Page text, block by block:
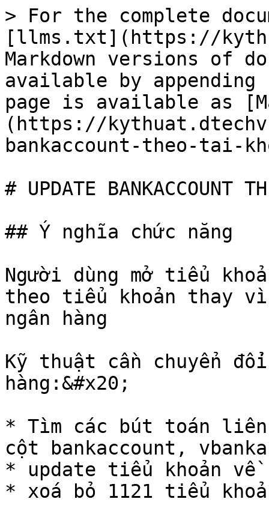
> For the complete
[llms.txt](https://
Markdown versions of
available by
page is available as
(https://
bankaccount-theo-tai-
# UPDATE BANKACCOUNT
## Ý nghĩa chức năng
Người dùng mở tiểu
theo tiểu khoản thay vì
ngân hàng
Kỹ thuật cần chuyển
hàng:&#x20;
* Tìm các bút toán liên
cột bankaccount,
* update tiểu khoản về
* xoá bỏ 1121 tiểu